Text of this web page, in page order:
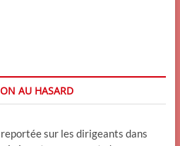
AU HASARD
sur les dirigeants dans